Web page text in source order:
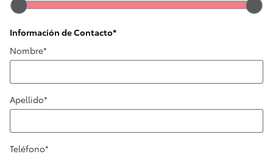
Información de Contacto*
Nombre*
Apellido*
Teléfono*